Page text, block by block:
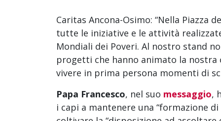
Caritas Ancona-Osimo: “Nella Piazza
tutte le iniziative e le attività
Mondiali dei Poveri. Al nostro stand
progetti che hanno animato la
vivere in prima persona momenti di
Papa Francesco, nel suo messaggio,
i capi a mantenere una “formazione di